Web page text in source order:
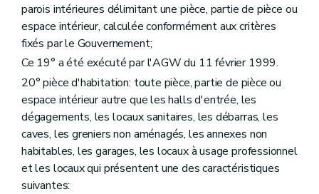
Art. 105
Art. 106
Art. 107
Sous-section 4 Du comité d'orientation de la Société
Art. 1072
Section 7 Du contrat de gestion
Art. 108
Art. 109
Art. 110
Art. 111
Section 8 Du Comité de gestion financière et des contrôles
Sous-section première Du comité de gestion financière
Art. 112
parois intérieures délimitant une pièce, partie de pièce ou
espace intérieur, calculée conformément aux critères
fixés par le Gouvernement;
Ce 19° a été exécuté par l'AGW du 11 février 1999.
20° pièce d'habitation: toute pièce, partie de pièce ou
espace intérieur autre que les halls d'entrée, les
dégagements, les locaux sanitaires, les débarras, les
caves, les greniers non aménagés, les annexes non
habitables, les garages, les locaux à usage professionnel
et les locaux qui présentent une des caractéristiques
suivantes: